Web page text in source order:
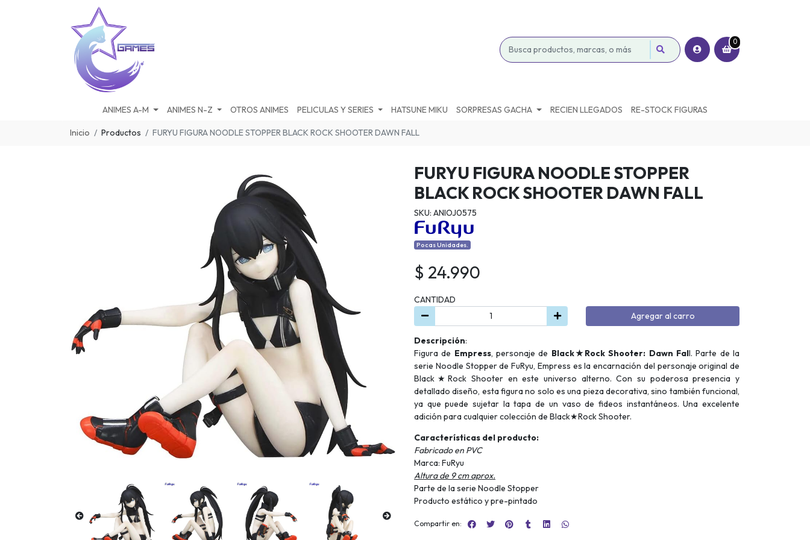
0
ANIMES A-M ANIMES N-Z OTROS ANIMES PELICULAS Y SERIES HATSUNE MIKU SORPRESAS GACHA RECIEN LLEGADOS RE-STOCK FIGURAS
Inicio Productos FURYU FIGURA NOODLE STOPPER BLACK ROCK SHOOTER DAWN FALL
FURYU FIGURA NOODLE STOPPER
BLACK ROCK SHOOTER DAWN FALL
SKU: ANIOJ0575
Pocas Unidades.
$ 24.990
CANTIDAD
Agregar al carro
Descripción:
Figura de Empress, personaje de Black★Rock Shooter: Dawn Fall. Parte de la
serie Noodle Stopper de FuRyu, Empress es la encarnación del personaje original de
Black★Rock Shooter en este universo alterno. Con su poderosa presencia y
detallado diseño, esta figura no solo es una pieza decorativa, sino también funcional,
ya que puede sujetar la tapa de un vaso de fideos instantáneos. Una excelente
adición para cualquier colección de Black★Rock Shooter.
Características del producto:
Fabricado en PVC
Marca: FuRyu
Altura de 9 cm aprox.
Parte de la serie Noodle Stopper
Producto estático y pre-pintado
Compartir en: